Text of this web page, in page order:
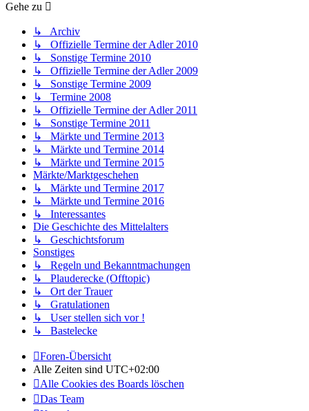
Gehe zu
↳ Archiv
↳ Offizielle Termine der Adler 2010
↳ Sonstige Termine 2010
↳ Offizielle Termine der Adler 2009
↳ Sonstige Termine 2009
↳ Termine 2008
↳ Offizielle Termine der Adler 2011
↳ Sonstige Termine 2011
↳ Märkte und Termine 2013
↳ Märkte und Termine 2014
↳ Märkte und Termine 2015
Märkte/Marktgeschehen
↳ Märkte und Termine 2017
↳ Märkte und Termine 2016
↳ Interessantes
Die Geschichte des Mittelalters
↳ Geschichtsforum
Sonstiges
↳ Regeln und Bekanntmachungen
↳ Plauderecke (Offtopic)
↳ Ort der Trauer
↳ Gratulationen
↳ User stellen sich vor !
↳ Bastelecke
Foren-Übersicht
Alle Zeiten sind UTC+02:00
Alle Cookies des Boards löschen
Das Team